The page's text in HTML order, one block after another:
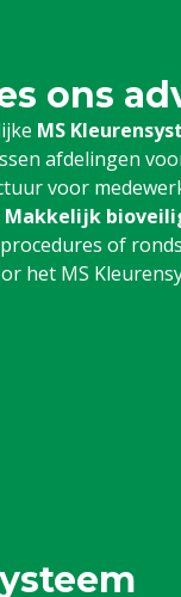
ons
MS
afdelingen
voor
Makkelijk
of
het MS